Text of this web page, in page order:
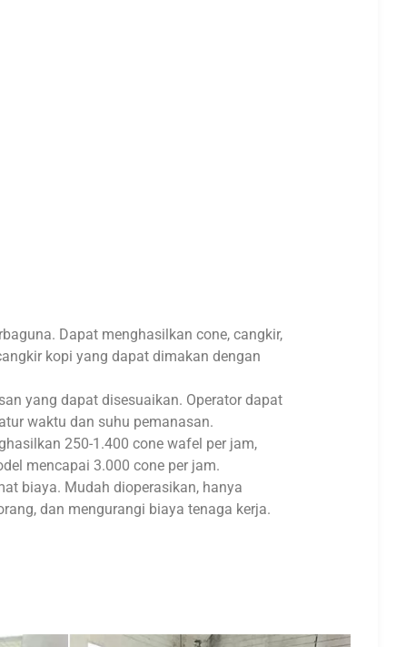
Dapat menghasilkan cone, cangkir,
kopi yang dapat dimakan dengan
yang dapat disesuaikan. Operator dapat
waktu dan suhu pemanasan.
250-1.400 cone wafel per jam,
mencapai 3.000 cone per jam.
biaya. Mudah dioperasikan, hanya
dan mengurangi biaya tenaga kerja.